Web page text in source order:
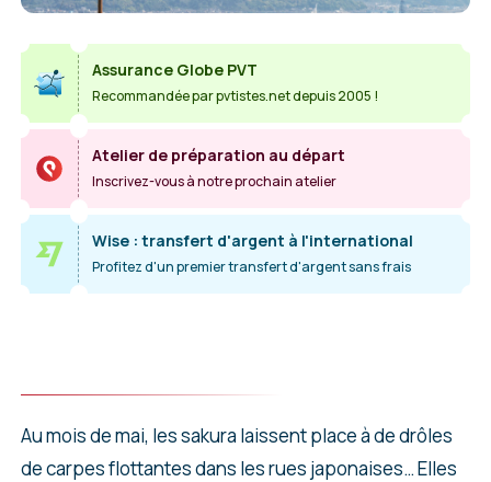
Assurance Globe PVT
Recommandée par pvtistes.net depuis 2005 !
Atelier de préparation au départ
Inscrivez-vous à notre prochain atelier
Wise : transfert d'argent à l'international
Profitez d'un premier transfert d'argent sans frais
Au mois de mai, les sakura laissent place à de drôles
de carpes flottantes dans les rues japonaises… Elles